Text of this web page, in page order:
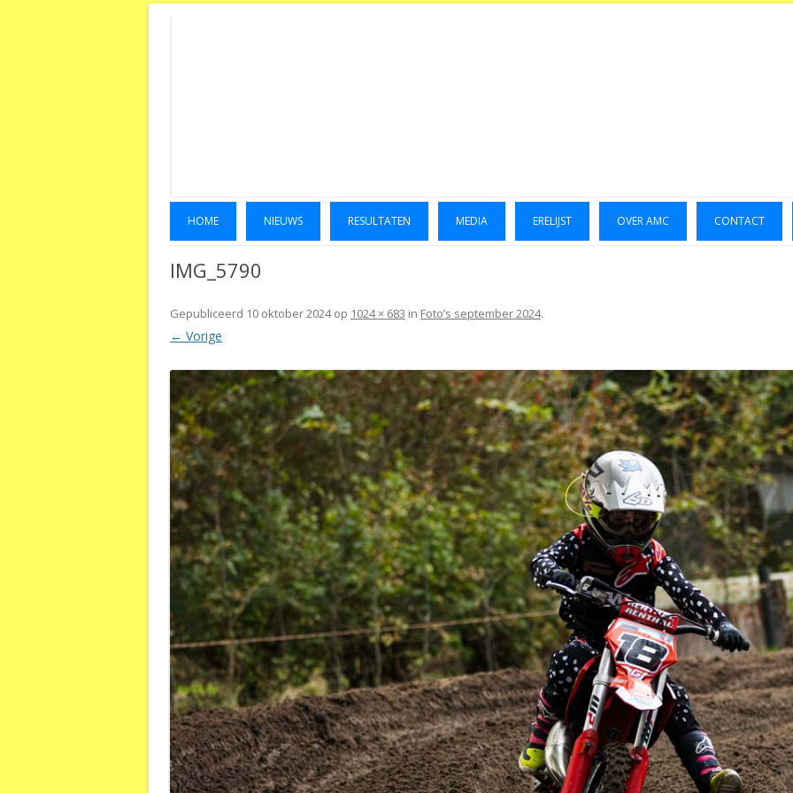
HOME NIEUWS RESULTATEN MEDIA
FOTO’S OKTOBER 2023
FOTO’S SEPTEMBER 2024
FOTO’S MAART 2025
FOTO’S OKTOBER 2025
ERELIJST OVER AMC CONTACT
IMG_5790
Gepubliceerd 10 oktober 2024op 1024 × 683 in Foto’s september 2024.
← Vorige